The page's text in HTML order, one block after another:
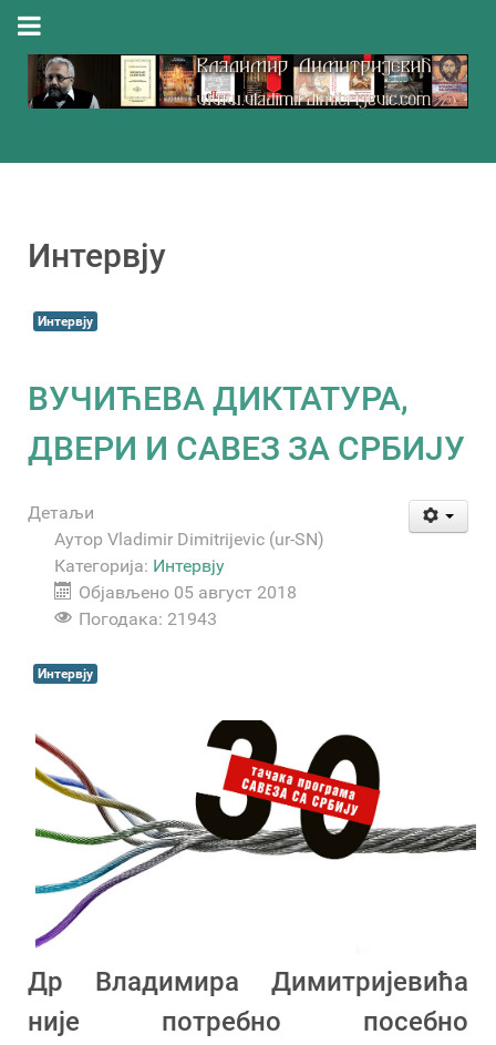
Интервју
Интервју
ВУЧИЋЕВА ДИКТАТУРА,
ДВЕРИ И САВЕЗ ЗА СРБИЈУ
Детаљи
Аутор Vladimir Dimitrijevic (ur-SN)
Категорија: Интервју
Објављено 05 август 2018
Погодака: 21943
Интервју
Др Владимира Димитријевића
није потребно посебно